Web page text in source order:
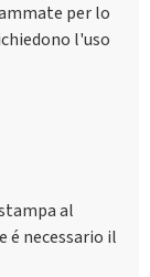
per lo
l'uso
al
necessario il